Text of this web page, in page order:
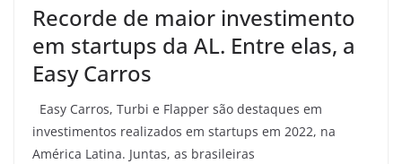
Recorde de maior investimento
em startups da AL. Entre elas, a
Easy Carros
Easy Carros, Turbi e Flapper são destaques em
investimentos realizados em startups em 2022, na
América Latina. Juntas, as brasileiras